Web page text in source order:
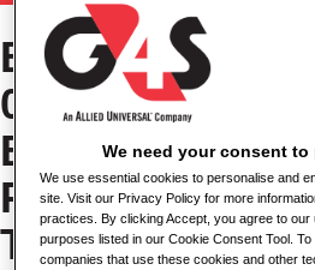
Вакансії в WA
0884 Rencana
Biaya Pintu
Putih Murah
Tengah
We need your consent to
We use essential cookies to personalise and
site. Visit our Privacy Policy for more
practices. By clicking Accept, you agree to
purposes listed in our Cookie Consent Tool.
companies that use these cookies and other